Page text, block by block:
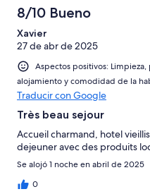
8/10 Bueno
Xavier
27 de abr de 2025
Aspectos positivos:
alojamiento y comodidad de la
Traducir con Google
Très beau sejour
Accueil charmand, hotel
dejeuner avec des produits
Se alojó 1 noche en abril de 2025
0